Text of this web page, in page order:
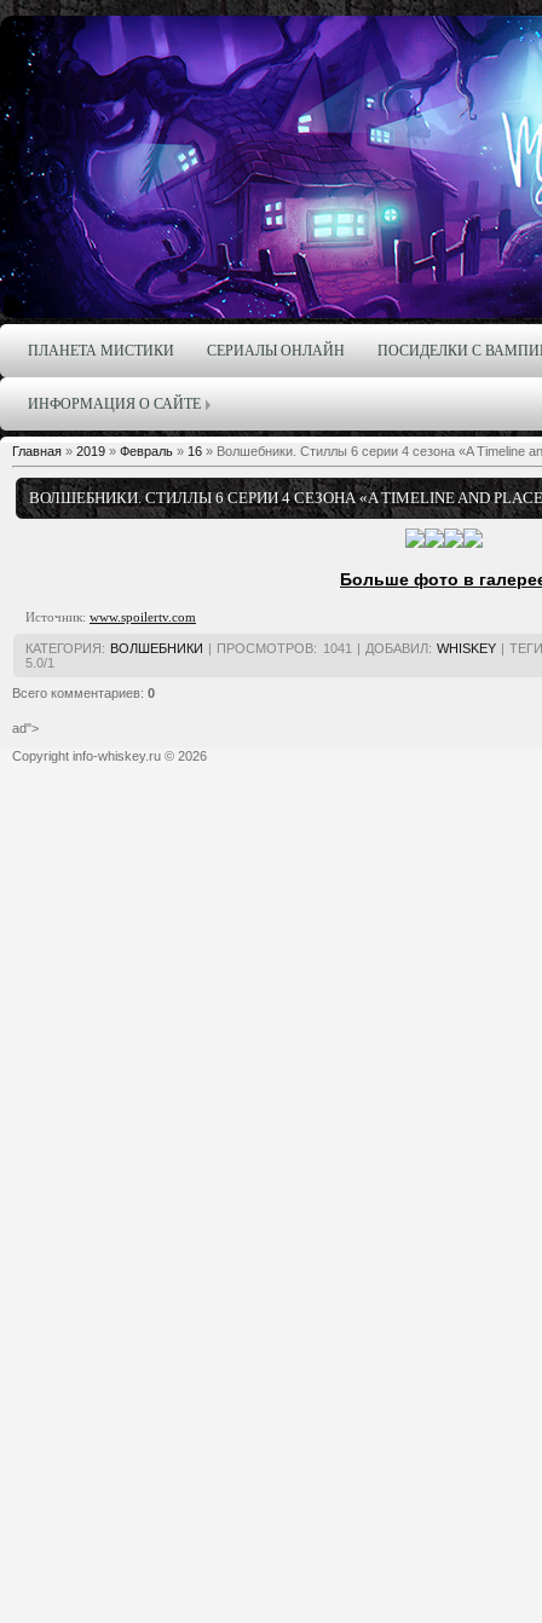
ПЛАНЕТА МИСТИКИ СЕРИАЛЫ ОНЛАЙН ПОСИДЕЛКИ С
ИНФОРМАЦИЯ О САЙТЕ
Главная » 2019 » Февраль » 16 » Волшебники. Стиллы 6 серии 4 сезона «A Timeline
ВОЛШЕБНИКИ. СТИЛЛЫ 6 СЕРИИ 4 СЕЗОНА «A TIMELINE AND
Больше фото в
Источник: www.spoilertv.com
КАТЕГОРИЯ: ВОЛШЕБНИКИ | ПРОСМОТРОВ: 1041 | ДОБАВИЛ: WHISKEY |
5.0/1
Всего комментариев: 0
ad">
Copyright info-whiskey.ru © 2026